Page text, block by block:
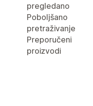
pregledano
Poboljšano
pretraživanje
Preporučeni
proizvodi